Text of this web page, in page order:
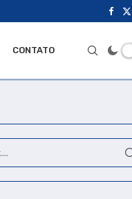
CONTATO